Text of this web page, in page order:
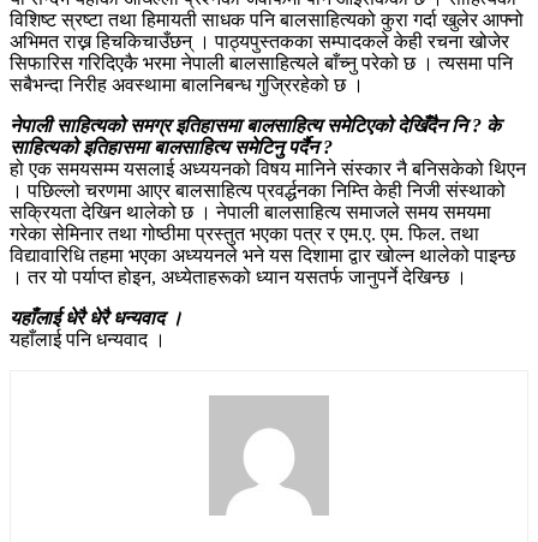
विशिष्ट स्रष्टा तथा हिमायती साधक पनि बालसाहित्यको कुरा गर्दा खुलेर आफ्नो
अभिमत राख्न हिचकिचाउँछन् । पाठ्यपुस्तकका सम्पादकले केही रचना खोजेर
सिफारिस गरिदिएकै भरमा नेपाली बालसाहित्यले बाँच्नु परेको छ । त्यसमा पनि
सबैभन्दा निरीह अवस्थामा बालनिबन्ध गुज्रिरहेको छ ।
नेपाली साहित्यको समग्र इतिहासमा बालसाहित्य समेटिएको देखिँदैन नि ? के
साहित्यको इतिहासमा बालसाहित्य समेटिनु पर्दैन ?
हो एक समयसम्म यसलाई अध्ययनको विषय मानिने संस्कार नै बनिसकेको थिएन
। पछिल्लो चरणमा आएर बालसाहित्य प्रवर्द्धनका निम्ति केही निजी संस्थाको
सक्रियता देखिन थालेको छ । नेपाली बालसाहित्य समाजले समय समयमा
गरेका सेमिनार तथा गोष्ठीमा प्रस्तुत भएका पत्र र एम.ए. एम. फिल. तथा
विद्यावारिधि तहमा भएका अध्ययनले भने यस दिशामा द्वार खोल्न थालेको पाइन्छ
। तर यो पर्याप्त होइन, अध्येताहरूको ध्यान यसतर्फ जानुपर्ने देखिन्छ ।
यहाँलाई धेरै धेरै धन्यवाद ।
यहाँलाई पनि धन्यवाद ।